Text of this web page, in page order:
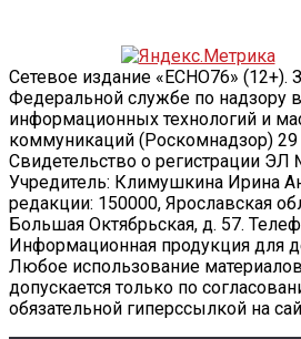
Сетевое издание «ECHO76» (12+).
Федеральной службе по надзору
информационных технологий и
коммуникаций (Роскомнадзор) 29
Свидетельство о регистрации
Учредитель: Климушкина Ирина
редакции: 150000, Ярославская
Большая Октябрьская, д. 57.
Информационная продукция для
Любое использование
допускается только по
обязательной гиперссылкой на